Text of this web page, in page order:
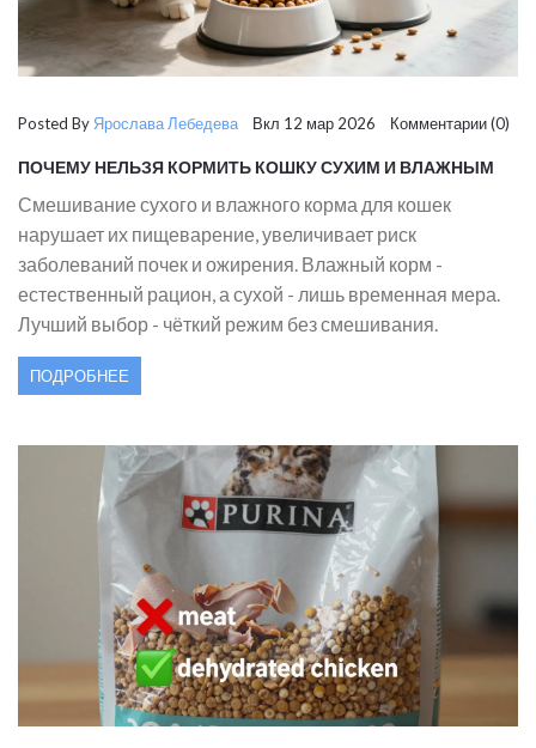
Posted By Ярослава Лебедева Вкл 12 мар 2026 Комментарии (0)
ПОЧЕМУ НЕЛЬЗЯ КОРМИТЬ КОШКУ СУХИМ И ВЛАЖНЫМ
Смешивание сухого и влажного корма для кошек
нарушает их пищеварение, увеличивает риск
заболеваний почек и ожирения. Влажный корм -
естественный рацион, а сухой - лишь временная мера.
Лучший выбор - чёткий режим без смешивания.
ПОДРОБНЕЕ